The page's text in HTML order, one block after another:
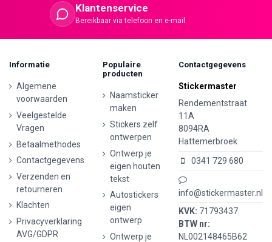
Klantenservice
Bereikbaar via telefoon en e-mail
Informatie
Algemene
voorwaarden
Veelgestelde
Vragen
Betaalmethodes
Contactgegevens
Verzenden en
retourneren
Klachten
Privacyverklaring
AVG/GDPR
Populaire
producten
Naamsticker
maken
Stickers zelf
ontwerpen
Ontwerp je
eigen houten
tekst
Autostickers
eigen
ontwerp
Ontwerp je
Contactgegevens
Stickermaster
Rendementstraat
11A
8094RA
Hattemerbroek
0341 729 680
info@stickermaster.nl
KVK: 71793437
BTW nr:
NL002148465B62